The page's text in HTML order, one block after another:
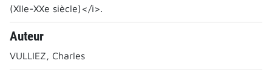
(XIIe-XXe siècle)</i>.
Auteur
VULLIEZ, Charles